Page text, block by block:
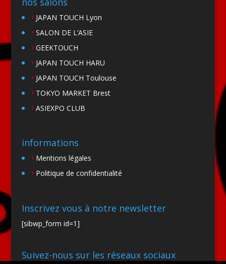
JAPAN TOUCH Lyon
SALON DE L’ASIE
GEEKTOUCH
JAPAN TOUCH HARU
JAPAN TOUCH Toulouse
TOKYO MARKET Brest
ASIEXPO CLUB
informations
Mentions légales
Politique de confidentialité
Inscrivez vous à notre newsletter
[sibwp_form id=1]
Suivez-nous sur les réseaux sociaux